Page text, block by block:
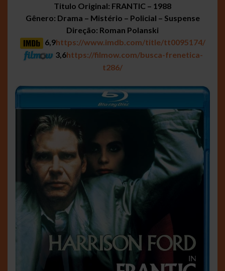
Titulo Original: FRANTIC – 1988
Gênero: Drama – Mistério – Policial – Suspense
Direção: Roman Polanski
6,9https://www.imdb.com/title/tt0095174/
3,6https://filmow.com/busca-frenetica-
t286/